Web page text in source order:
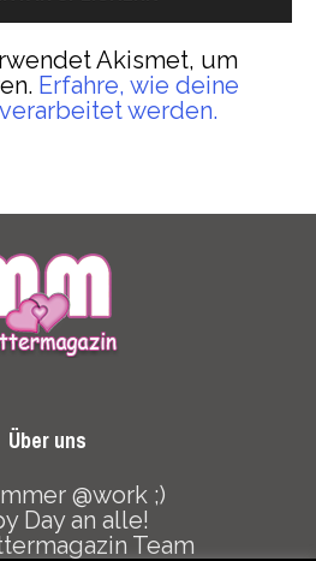
Akismet, um
Erfahre, wie deine
werden.
Über uns
@work ;)
Day an alle!
Team